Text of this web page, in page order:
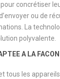
concrétiser
ou de
La
polyvalente.
A LA
tous les